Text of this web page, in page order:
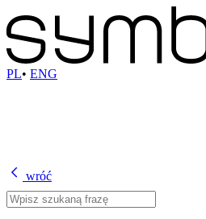
PL• ENG
wróć